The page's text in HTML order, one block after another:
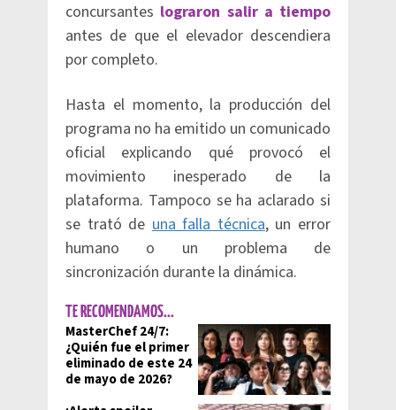
concursantes lograron salir a tiempo
antes de que el elevador descendiera
por completo.
Hasta el momento, la producción del
programa no ha emitido un comunicado
oficial explicando qué provocó el
movimiento inesperado de la
plataforma. Tampoco se ha aclarado si
se trató deuna falla técnica, un error
humano o un problema de
sincronización durante la dinámica.
TE RECOMENDAMOS...
MasterChef 24/7:
¿Quién fue el primer
eliminado de este 24
de mayo de 2026?